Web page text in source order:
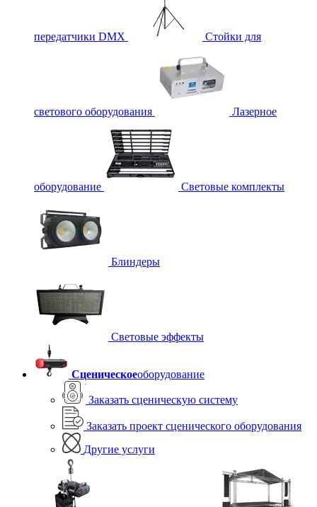
передатчики DMX Стойки для
светового оборудования Лазерное
оборудование Световые комплекты
Блиндеры
Световые эффекты
Сценическоеоборудование
Заказать сценическую систему
Заказать проект сценического оборудования
Другие услуги